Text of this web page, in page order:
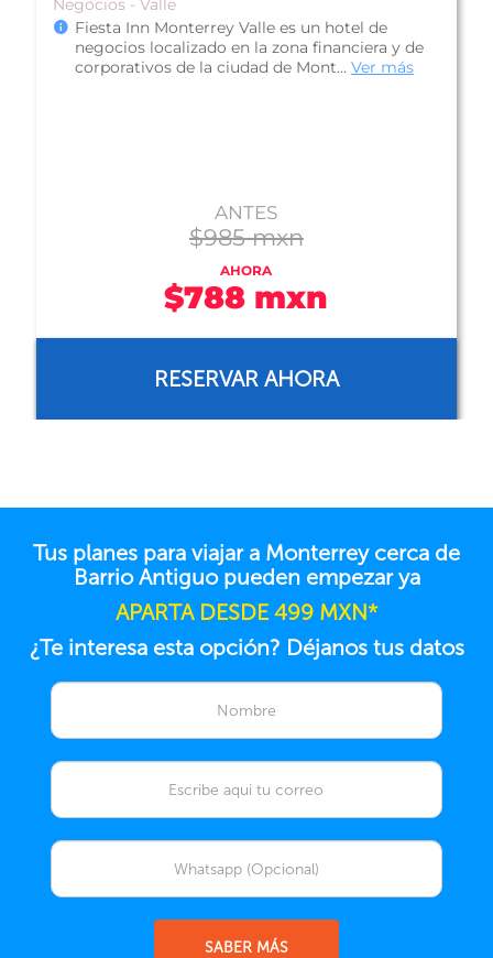
De Lujo - Valle
Hotel Safi Royal Luxury Valle, se encuentra en el
corazón del área comercial y de negocios, Valle
Oriente, frente a una pl...Ver más
CONSULTA TARIFA
Tus planes para viajar a Monterrey cerca de
Barrio Antiguo pueden empezar ya
APARTA DESDE 499 MXN*
¿Te interesa esta opción? Déjanos tus datos
SABER MÁS